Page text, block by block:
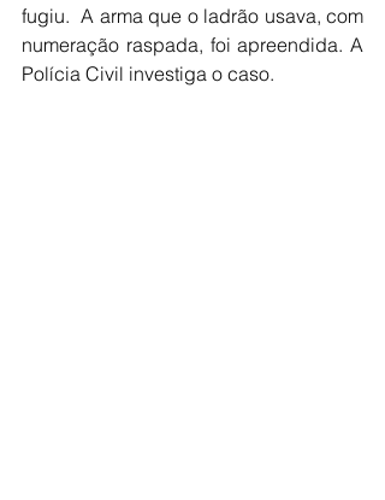
fugiu.  A arma que o ladrão usava, com
numeração raspada, foi apreendida. A
Polícia Civil investiga o caso.